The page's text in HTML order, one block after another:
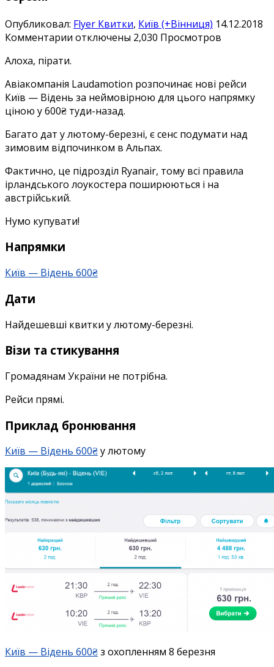
Опубликовал: Flyer Квитки, Київ (+Вінниця) 14.12.2018
Комментарии к
Київ
—
Відень
600₴
в
обидва
Прямі
рейси
дат
березні
отключены 2,030 Просмотров
Алоха, пірати.
Авіакомпанія Laudamotion розпочинає нові рейси
Київ — Відень за неймовірною для цього напрямку
ціною у 600₴ туди-назад.
Багато дат у лютому-березні, є сенс подумати над
зимовим відпочинком в Альпах.
Фактично, це підрозділ Ryanair, тому всі правила
ірландського лоукостера поширюються і на
австрійський.
Нумо купувати!
Напрямки
Київ — Відень 600₴
Дати
Найдешевші квитки у лютому-березні.
Візи та стикування
Громадянам України не потрібна.
Рейси прямі.
Приклад бронювання
Київ — Відень 600₴у лютому
Київ — Відень 600₴з охопленням 8 березня